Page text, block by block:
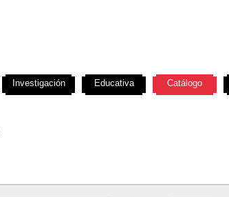
Investigación Educativa Catálogo